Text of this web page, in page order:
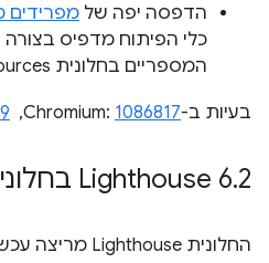
הדפסה יפה של מפרידים
כלי הפיתוח מדפיס
המספריים בחלונית Sources (מקורות).
בעיות ב-Chromium:1086817
, ‏
‫Lighthouse 6.2 בחלונית Lighthouse